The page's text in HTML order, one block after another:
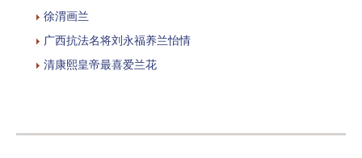
徐渭画兰
广西抗法名将刘永福养兰怡情
清康熙皇帝最喜爱兰花